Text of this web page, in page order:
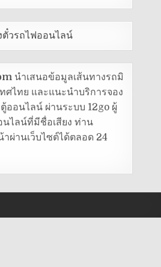
นำเสนอข้อมูลเส้นทางรถมิ
ศไทย และแนะนำบริการจอง
ออนไลน์ ผ่านระบบ 12go ผู้
นไลน์ที่มีชื่อเสียง ท่าน
ผ่านเว็บไซต์ได้ตลอด 24